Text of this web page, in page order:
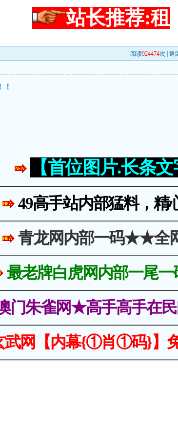
站长推荐:租
阅读924474次 | 返
【首位图片.长条文
49高手站内部猛料，精
青龙网内部一码★★全
最老牌白虎网内部一尾
门朱雀网★高手高手在
武网【内幕{①肖①码}】